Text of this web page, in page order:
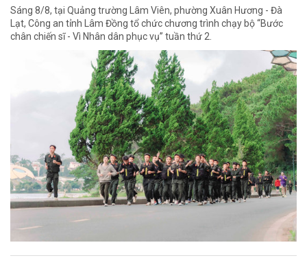
Sáng 8/8, tại Quảng trường Lâm Viên, phường Xuân Hương - Đà
Lạt, Công an tỉnh Lâm Đồng tổ chức chương trình chạy bộ “Bước
chân chiến sĩ - Vì Nhân dân phục vụ” tuần thứ 2.